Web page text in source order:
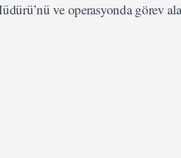
ve operasyonda görev